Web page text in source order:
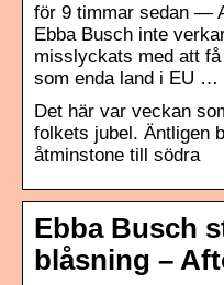
för 9 timmar sedan —
Ebba Busch inte
misslyckats med att
som enda land i EU …
Det här var veckan
folkets jubel. Äntligen
åtminstone till södra
Ebba Busch
blåsning –